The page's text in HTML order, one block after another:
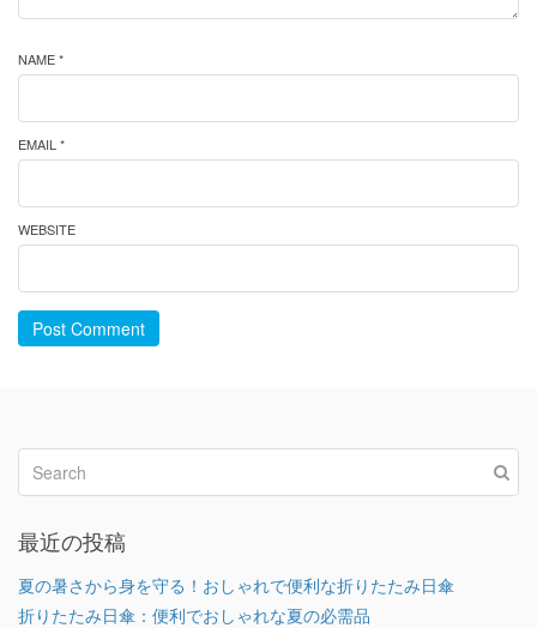
NAME *
EMAIL *
WEBSITE
Post Comment
最近の投稿
夏の暑さから身を守る！おしゃれで便利な折りたたみ日傘
折りたたみ日傘：便利でおしゃれな夏の必需品